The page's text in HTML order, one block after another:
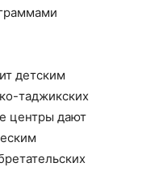
детским
таджикских
центры дают